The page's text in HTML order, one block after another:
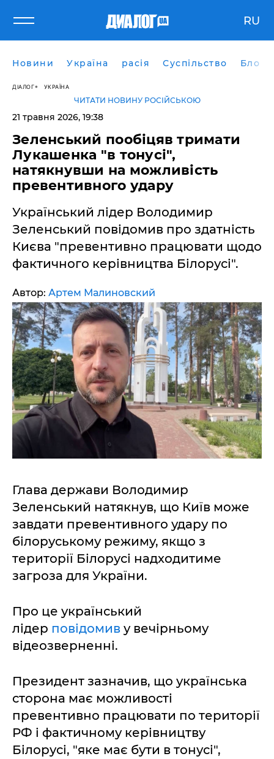
RU
Новини Україна расія Суспільство Блоги
ДІАЛОГ УКРАЇНА
ЧИТАТИ НОВИНУ РОСІЙСЬКОЮ
21 травня 2026, 19:38
​Зеленський пообіцяв тримати
Лукашенка "в тонусі",
натякнувши на можливість
превентивного удару
Український лідер Володимир
Зеленський повідомив про здатність
Києва "превентивно працювати щодо
фактичного керівництва Білорусі".
Автор: Артем Малиновский
Глава держави Володимир
Зеленський натякнув, що Київ може
завдати превентивного удару по
білоруському режиму, якщо з
території Білорусі надходитиме
загроза для України.
Про це український
лідер повідомив у вечірньому
відеозверненні.
Президент зазначив, що українська
сторона має можливості
превентивно працювати по території
РФ і фактичному керівництву
Білорусі, "яке має бути в тонусі",